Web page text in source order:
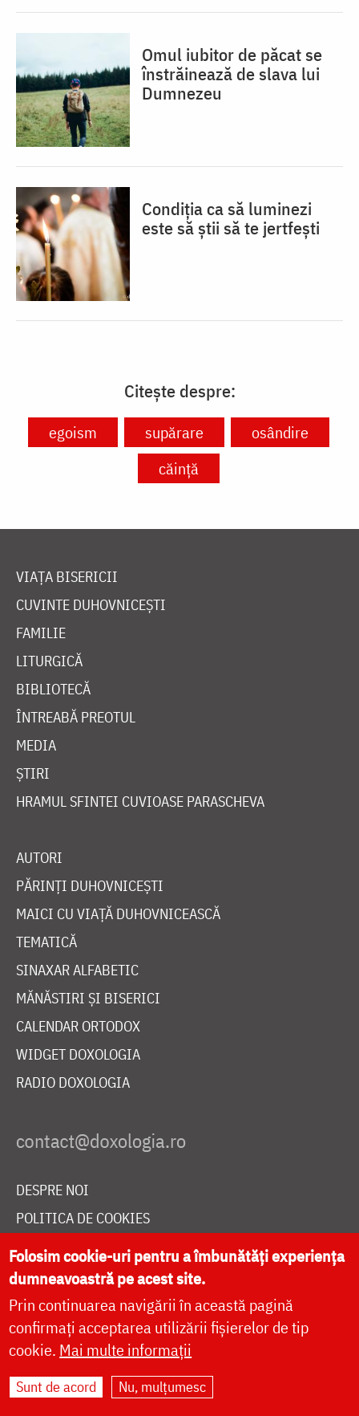
Omul iubitor de păcat se
înstrăinează de slava lui
Dumnezeu
Condiția ca să luminezi
este să știi să te jertfești
Citește despre:
egoism supărare
osândire
căință
VIAȚA BISERICII
CUVINTE DUHOVNICEȘTI
FAMILIE
LITURGICĂ
BIBLIOTECĂ
ÎNTREABĂ PREOTUL
MEDIA
ȘTIRI
HRAMUL SFINTEI CUVIOASE PARASCHEVA
AUTORI
PĂRINȚI DUHOVNICEȘTI
MAICI CU VIAȚĂ DUHOVNICEASCĂ
TEMATICĂ
SINAXAR ALFABETIC
MĂNĂSTIRI ȘI BISERICI
CALENDAR ORTODOX
WIDGET DOXOLOGIA
RADIO DOXOLOGIA
DESPRE NOI
POLITICA DE COOKIES
DONEAZĂ ONLINE PENTRU CATEDRALA NAȚIONALĂ
LIVE
Site dezvoltat deDOXOLOGIA MEDIA
Arhiepiscopia Iașilor | ©
Folosim cookie-uri pentru a îmbunătăți experiența
dumneavoastră pe acest site.
Prin continuarea navigării în această pagină
confirmați acceptarea utilizării fișierelor de tip
cookie. Mai multe informații
Sunt de acord Nu, mulțumesc